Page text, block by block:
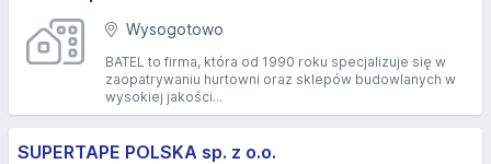
Wysogotowo
BATEL to firma, która od 1990 roku specjalizuje się w
zaopatrywaniu hurtowni oraz sklepów budowlanych w
wysokiej jakości...
SUPERTAPE POLSKA sp. z o.o.